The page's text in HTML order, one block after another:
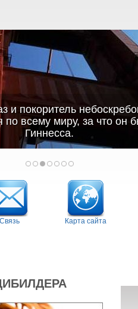
и покоритель
всему миру, за что он
Гиннесса.
Связь Карта сайта